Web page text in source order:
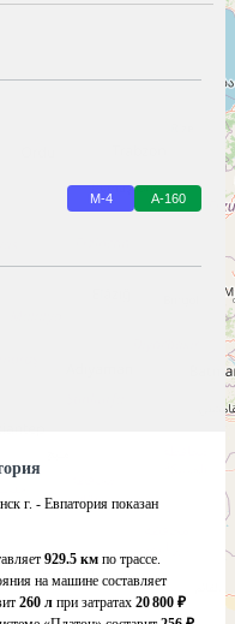
М-4 А-160
г. - Евпатория показан
929.5 км по трассе.
на машине составляет
260 л при затратах 20 800 ₽